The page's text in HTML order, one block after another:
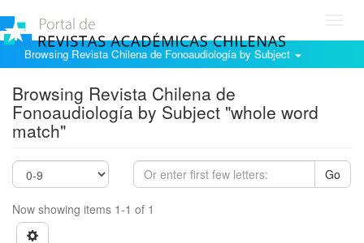
Browsing Revista Chilena de Fonoaudiología by Subject
Browsing Revista Chilena de
Fonoaudiología by Subject "whole word
match"
Go
Now showing items 1-1 of 1